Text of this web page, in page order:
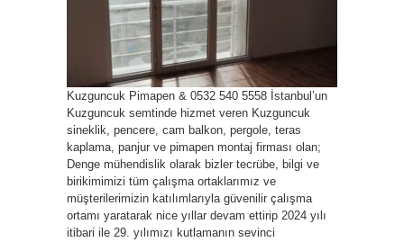
Kuzguncuk Pimapen & 0532 540 5558 İstanbul’un
Kuzguncuk semtinde hizmet veren Kuzguncuk
sineklik, pencere, cam balkon, pergole, teras
kaplama, panjur ve pimapen montaj firması olan;
Denge mühendislik olarak bizler tecrübe, bilgi ve
birikimimizi tüm çalışma ortaklarımız ve
müşterilerimizin katılımlarıyla güvenilir çalışma
ortamı yaratarak nice yıllar devam ettirip 2024 yılı
itibari ile 29. yılımızı kutlamanın sevinci